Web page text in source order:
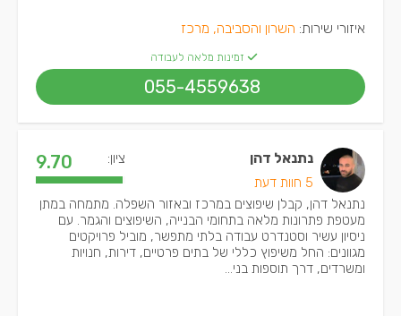
איזורי שירות: השרון והסביבה, מרכז
זמינות מלאה לעבודה
055-4559638
נתנאל דהן
5 חוות דעת
ציון: 9.70
נתנאל דהן, קבלן שיפוצים במרכז ובאזור השפלה. מתמחה במתן
מעטפת פתרונות מלאה בתחומי הבנייה, השיפוצים והגמר. עם
ניסיון עשיר וסטנדרט עבודה בלתי מתפשר, מוביל פרויקטים
מגוונים: החל משיפוץ כללי של בתים פרטיים, דירות, חנויות
ומשרדים, דרך תוספות בני...